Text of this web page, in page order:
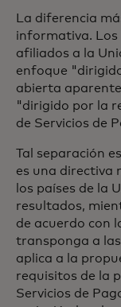
La diferencia
informativa. Los
afiliados a la
enfoque
abierta
"dirigido por la
de Servicios de
Tal separación
es una directiva
los países de la
resultados,
de acuerdo con
transponga a
aplica a la
requisitos de la
Servicios de